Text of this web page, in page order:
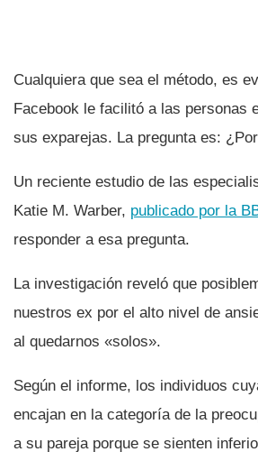
Cualquiera que sea el método, es
Facebook le facilitó a las personas
sus exparejas. La pregunta es:
Un reciente estudio de las
Katie M. Warber, publicado por la
responder a esa pregunta.
La investigación reveló que
nuestros ex por el alto nivel de
al quedarnos «solos».
Según el informe, los individuos
encajan en la categorí­a de la
a su pareja porque se sienten